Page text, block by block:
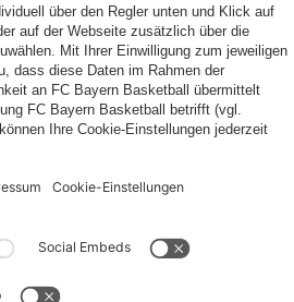
Allianz Arena Media Center